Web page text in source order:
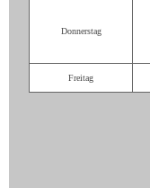
Donnerstag
Freitag